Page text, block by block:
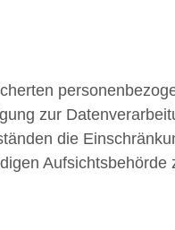
zur
die
Aufsichtsbehörde